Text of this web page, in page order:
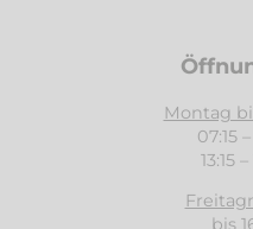
Montag
07:15
13:15
bis